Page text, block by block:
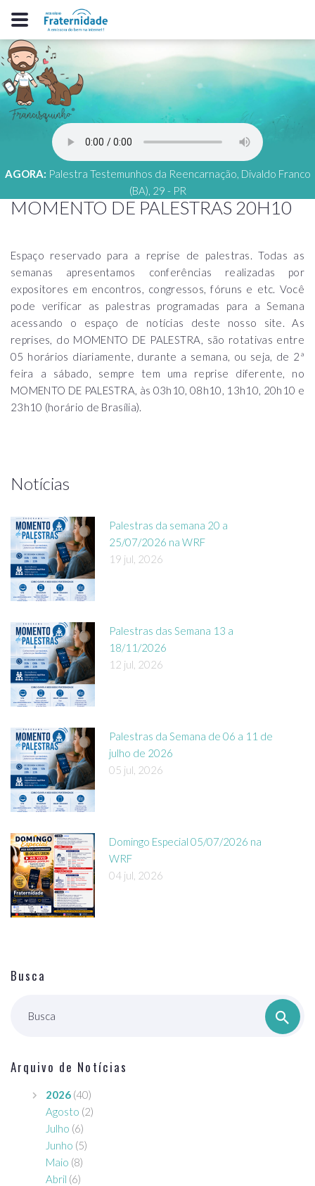
AGORA: Palestra Testemunhos da Reencarnação, Divaldo Franco
(BA), 29 - PR
MOMENTO DE PALESTRAS 20H10
Espaço reservado para a reprise de palestras. Todas as
semanas apresentamos conferências realizadas por
expositores em encontros, congressos, fóruns e etc. Você
pode verificar as palestras programadas para a Semana
acessando o espaço de notícias deste nosso site. As
reprises, do MOMENTO DE PALESTRA, são rotativas entre
05 horários diariamente, durante a semana, ou seja, de 2ª
feira a sábado, sempre tem uma reprise diferente, no
MOMENTO DE PALESTRA, às 03h10, 08h10, 13h10, 20h10 e
23h10 (horário de Brasília).
Notícias
Palestras da semana 20 a
25/07/2026 na WRF
19 jul, 2026
Palestras das Semana 13 a
18/11/2026
12 jul, 2026
Palestras da Semana de 06 a 11 de
julho de 2026
05 jul, 2026
Domingo Especial 05/07/2026 na
WRF
04 jul, 2026
Busca
Busca
Arquivo de Notícias
2026 (40)
Agosto (2)
Julho (6)
Junho (5)
Maio (8)
Abril (6)